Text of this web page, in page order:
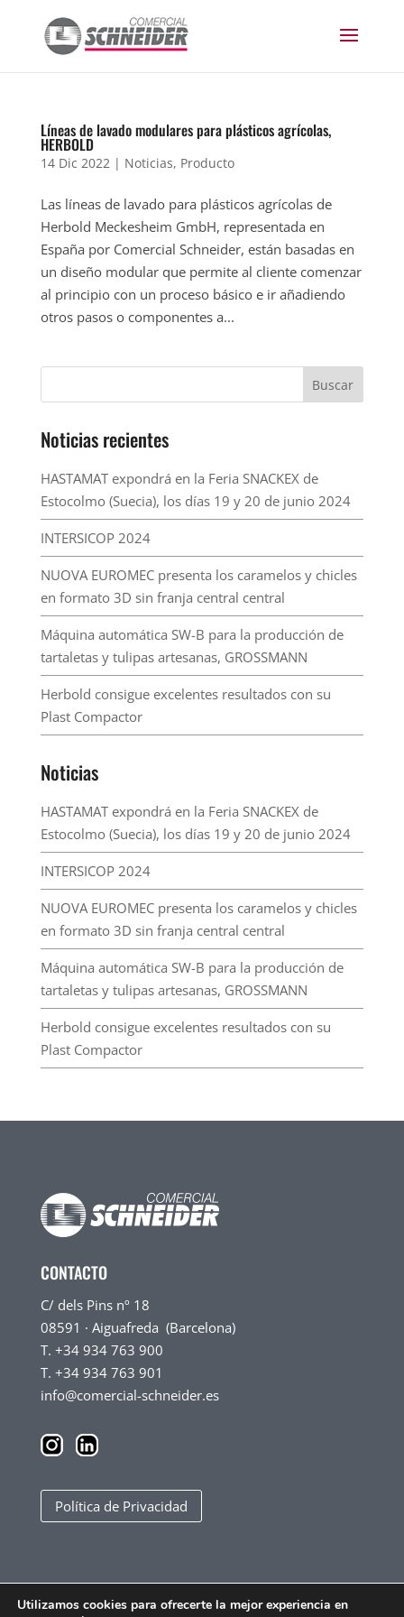
Líneas de lavado modulares para plásticos agrícolas,
HERBOLD
14 Dic 2022| Noticias, Producto
Las líneas de lavado para plásticos agrícolas de
Herbold Meckesheim GmbH, representada en
España por Comercial Schneider, están basadas en
un diseño modular que permite al cliente comenzar
al principio con un proceso básico e ir añadiendo
otros pasos o componentes a...
Noticias recientes
HASTAMAT expondrá en la Feria SNACKEX de
Estocolmo (Suecia), los días 19 y 20 de junio 2024
INTERSICOP 2024
NUOVA EUROMEC presenta los caramelos y chicles
en formato 3D sin franja central central
Máquina automática SW-B para la producción de
tartaletas y tulipas artesanas, GROSSMANN
Herbold consigue excelentes resultados con su
Plast Compactor
Noticias
HASTAMAT expondrá en la Feria SNACKEX de
Estocolmo (Suecia), los días 19 y 20 de junio 2024
INTERSICOP 2024
NUOVA EUROMEC presenta los caramelos y chicles
en formato 3D sin franja central central
Máquina automática SW-B para la producción de
tartaletas y tulipas artesanas, GROSSMANN
Herbold consigue excelentes resultados con su
Plast Compactor
CONTACTO
C/ dels Pins nº 18
08591 · Aiguafreda (Barcelona)
T. +34 934 763 900
T. +34 934 763 901
info@comercial-schneider.es
Política de Privacidad
Utilizamos cookies para ofrecerte la mejor experiencia en